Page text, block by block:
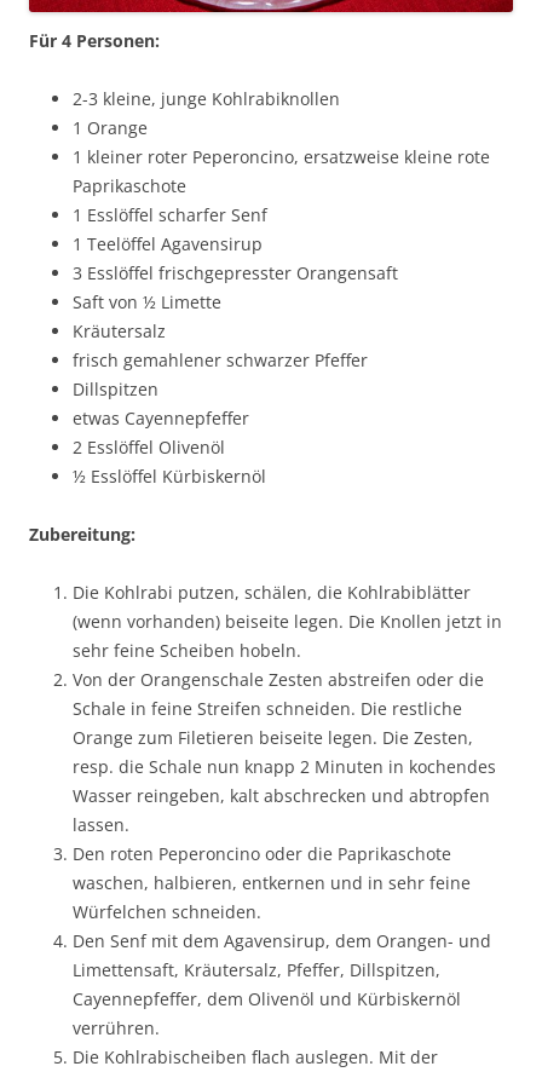
Für 4 Personen:
2-3 kleine, junge Kohlrabiknollen
1 Orange
1 kleiner roter Peperoncino, ersatzweise kleine rote
Paprikaschote
1 Esslöffel scharfer Senf
1 Teelöffel Agavensirup
3 Esslöffel frischgepresster Orangensaft
Saft von ½ Limette
Kräutersalz
frisch gemahlener schwarzer Pfeffer
Dillspitzen
etwas Cayennepfeffer
2 Esslöffel Olivenöl
½ Esslöffel Kürbiskernöl
Zubereitung:
Die Kohlrabi putzen, schälen, die Kohlrabiblätter
(wenn vorhanden) beiseite legen. Die Knollen jetzt in
sehr feine Scheiben hobeln.
Von der Orangenschale Zesten abstreifen oder die
Schale in feine Streifen schneiden. Die restliche
Orange zum Filetieren beiseite legen. Die Zesten,
resp. die Schale nun knapp 2 Minuten in kochendes
Wasser reingeben, kalt abschrecken und abtropfen
lassen.
Den roten Peperoncino oder die Paprikaschote
waschen, halbieren, entkernen und in sehr feine
Würfelchen schneiden.
Den Senf mit dem Agavensirup, dem Orangen- und
Limettensaft, Kräutersalz, Pfeffer, Dillspitzen,
Cayennepfeffer, dem Olivenöl und Kürbiskernöl
verrühren.
Die Kohlrabischeiben flach auslegen. Mit der